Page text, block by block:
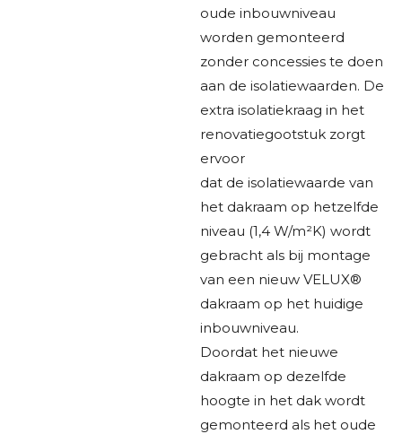
oude inbouwniveau
worden gemonteerd
zonder concessies te doen
aan de isolatiewaarden. De
extra isolatiekraag in het
renovatiegootstuk zorgt
ervoor
dat de isolatiewaarde van
het dakraam op hetzelfde
niveau (1,4 W/m²K) wordt
gebracht als bij montage
van een nieuw VELUX®
dakraam op het huidige
inbouwniveau.
Doordat het nieuwe
dakraam op dezelfde
hoogte in het dak wordt
gemonteerd als het oude